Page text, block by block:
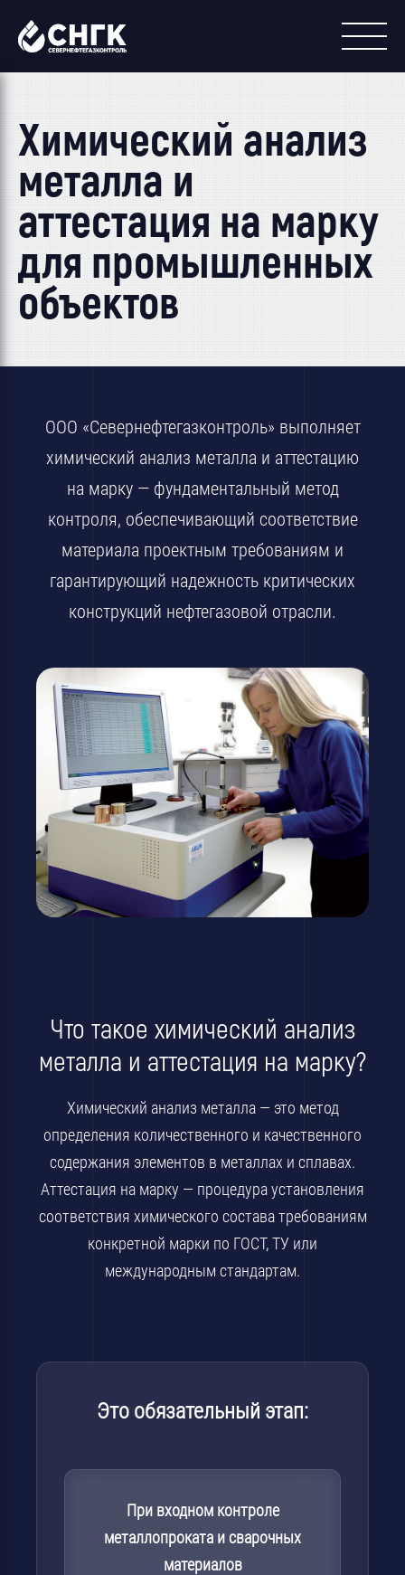
Химический анализ
металла и
аттестация на марку
для промышленных
объектов
ООО «Севернефтегазконтроль» выполняет
химический анализ металла и аттестацию
на марку — фундаментальный метод
контроля, обеспечивающий соответствие
материала проектным требованиям и
гарантирующий надежность критических
конструкций нефтегазовой отрасли.
Что такое химический анализ
металла и аттестация на марку?
Химический анализ металла — это метод
определения количественного и качественного
содержания элементов в металлах и сплавах.
Аттестация на марку — процедура установления
соответствия химического состава требованиям
конкретной марки по ГОСТ, ТУ или
международным стандартам.
Это обязательный этап:
При входном контроле
металлопроката и сварочных
материалов